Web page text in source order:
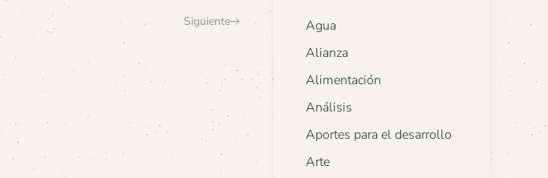
Siguiente
Agua
Alianza
Alimentación
Análisis
Aportes para el desarrollo
Arte